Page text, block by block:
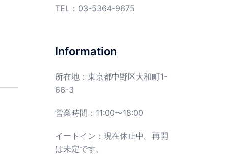
TEL： 03-5364-9675
Information
所在地：東京都中野区大和町1-
66-3
営業時間：11:00〜18:00
イートイン：現在休止中。再開
は未定です。